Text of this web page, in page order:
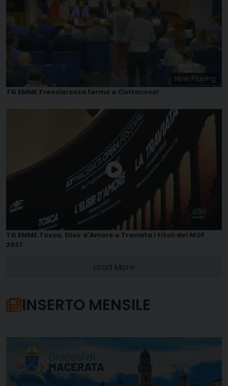
Now Playing
TG EMME.Frecciarossa ferma a Civitanova!
TG EMME.Tosca, Elisir d'Amore e Traviata i titoli del MOF
2027
Load More
INSERTO MENSILE